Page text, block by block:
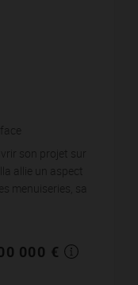
son projet sur
allie un aspect
menuiseries, sa
000 €